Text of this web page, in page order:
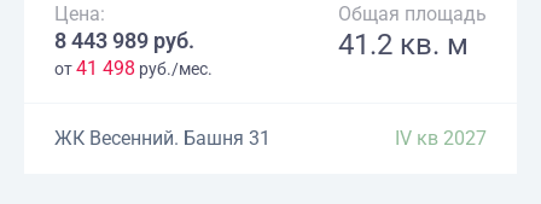
Цена:
8 443 989 руб.
от41 498 руб./мес.
Общая площадь
41.2 кв. м
ЖК Весенний. Башня 31 IV кв 2027